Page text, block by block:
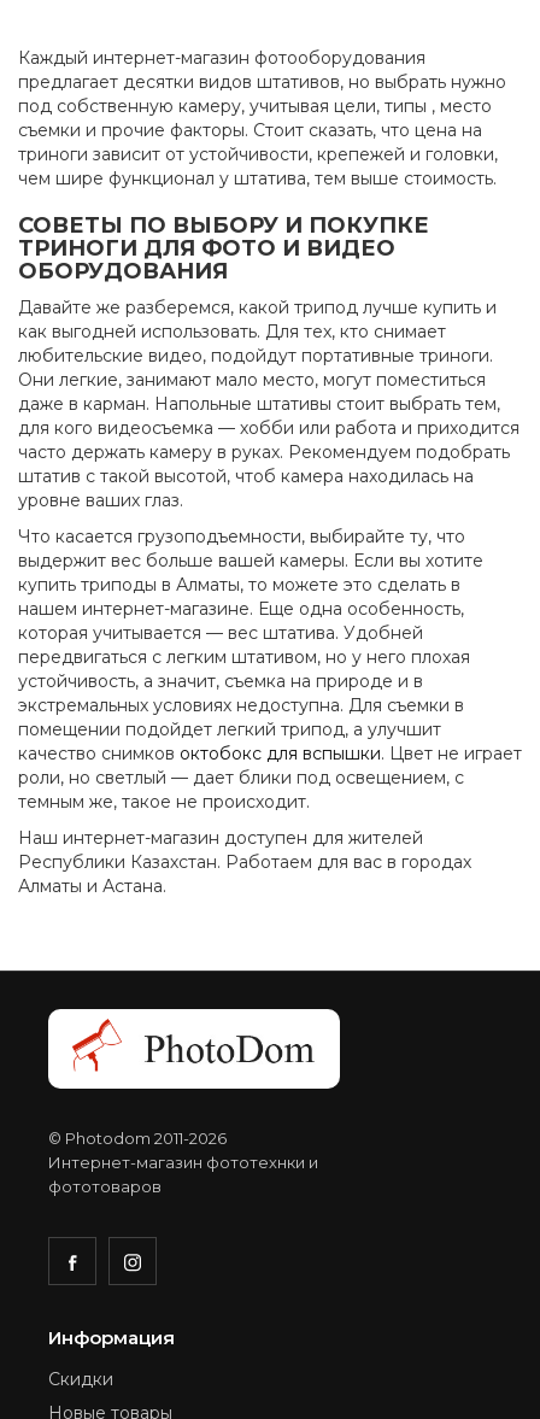
Каждый интернет-магазин фотооборудования
предлагает десятки видов штативов, но выбрать нужно
под собственную камеру, учитывая цели, типы , место
съемки и прочие факторы. Стоит сказать, что цена на
триноги зависит от устойчивости, крепежей и головки,
чем шире функционал у штатива, тем выше стоимость.
СОВЕТЫ ПО ВЫБОРУ И ПОКУПКЕ
ТРИНОГИ ДЛЯ ФОТО И ВИДЕО
ОБОРУДОВАНИЯ
Давайте же разберемся, какой трипод лучше купить и
как выгодней использовать. Для тех, кто снимает
любительские видео, подойдут портативные триноги.
Они легкие, занимают мало место, могут поместиться
даже в карман. Напольные штативы стоит выбрать тем,
для кого видеосъемка — хобби или работа и приходится
часто держать камеру в руках. Рекомендуем подобрать
штатив с такой высотой, чтоб камера находилась на
уровне ваших глаз.
Что касается грузоподъемности, выбирайте ту, что
выдержит вес больше вашей камеры. Если вы хотите
купить триподы в Алматы, то можете это сделать в
нашем интернет-магазине. Еще одна особенность,
которая учитывается — вес штатива. Удобней
передвигаться с легким штативом, но у него плохая
устойчивость, а значит, съемка на природе и в
экстремальных условиях недоступна. Для съемки в
помещении подойдет легкий трипод, а улучшит
качество снимков октобокс для вспышки. Цвет не играет
роли, но светлый — дает блики под освещением, с
темным же, такое не происходит.
Наш интернет-магазин доступен для жителей
Республики Казахстан. Работаем для вас в городах
Алматы и Астана.
© Photodom 2011-2026
Интернет-магазин фототехнки и
фототоваров
Информация
Скидки
Новые товары